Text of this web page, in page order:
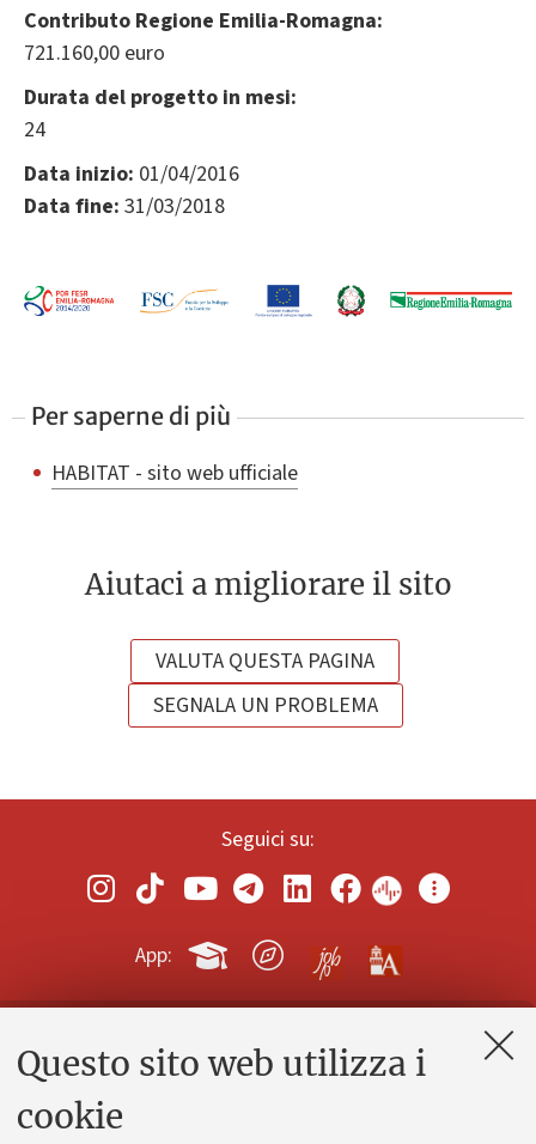
Questo sito web utilizza i
cookie
Contributo Regione Emilia-Romagna:
721.160,00 euro
Durata del progetto in mesi:
24
Data inizio: 01/04/2016
Data fine: 31/03/2018
Per saperne di più
HABITAT - sito web ufficiale
Aiutaci a migliorare il sito
VALUTA QUESTA PAGINA
SEGNALA UN PROBLEMA
Seguici su:
App:
Contatti e PEC